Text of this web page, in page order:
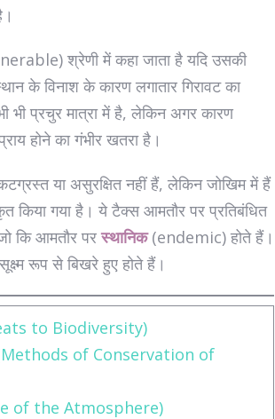
श्रेणी में कहा जाता है यदि उसकी
के विनाश के कारण लगातार गिरावट का
भी प्रचुर मात्रा में है, लेकिन अगर कारण
होने का गंभीर खतरा है।
या असुरक्षित नहीं हैं, लेकिन जोखिम में हैं
किया गया है। ये टैक्स आमतौर पर प्रतिबंधित
कि आमतौर परस्थानिक(endemic) होते हैं।
रूप से बिखरे हुए होते हैं।
to Biodiversity)
(Methods of Conservation of
of the Atmosphere)